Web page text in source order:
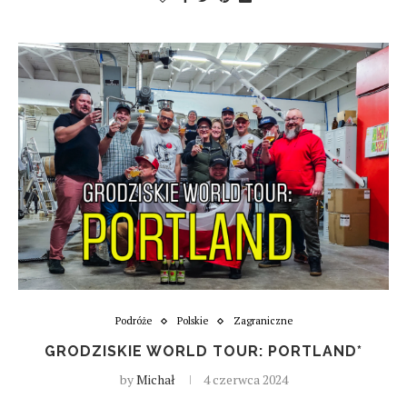
Podróże Polskie Zagraniczne
GRODZISKIE WORLD TOUR: PORTLAND*
byMichał 4 czerwca 2024